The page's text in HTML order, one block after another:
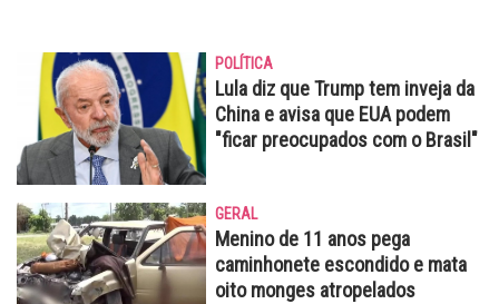
POLÍTICA
Lula diz que Trump tem inveja da
China e avisa que EUA podem
"ficar preocupados com o Brasil"
GERAL
Menino de 11 anos pega
caminhonete escondido e mata
oito monges atropelados